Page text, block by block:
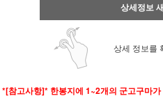
상세정보
상세 정보를
*[참고사항]* 한봉지에 1~2개의 군고구마